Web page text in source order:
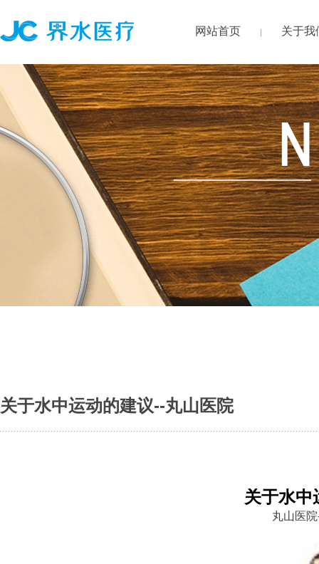
网站首页 | 关于我
关于水中运动的建议--丸山医院
关于水中
丸山医院